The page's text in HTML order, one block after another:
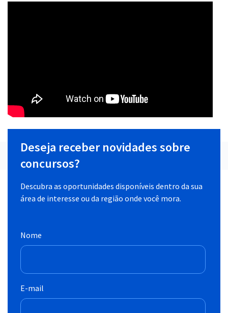
Deseja receber novidades sobre
concursos?
Descubra as oportunidades disponíveis dentro da sua
área de interesse ou da região onde você mora.
Nome
E-mail